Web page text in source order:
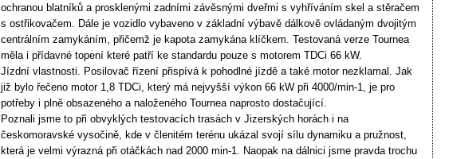
ochranou blatníků a prosklenými zadními závěsnými dveřmi s vyhříváním skel a stěračem
s ostřikovačem. Dále je vozidlo vybaveno v základní výbavě dálkově ovládaným dvojitým
centrálním zamykáním, přičemž je kapota zamykána klíčkem. Testovaná verze Tournea
měla i přídavné topení které patří ke standardu pouze s motorem TDCi 66 kW.
Jízdní vlastnosti. Posilovač řízení přispívá k pohodlné jízdě a také motor nezklamal. Jak
již bylo řečeno motor 1,8 TDCi, který má nejvyšší výkon 66 kW při 4000/min-1, je pro
potřeby i plně obsazeného a naloženého Tournea naprosto dostačující.
Poznali jsme to při obvyklých testovacích trasách v Jizerských horách i na
českomoravské vysočině, kde v členitém terénu ukázal svojí sílu dynamiku a pružnost,
která je velmi výrazná při otáčkách nad 2000 min-1. Naopak na dálnici jsme pravda trochu